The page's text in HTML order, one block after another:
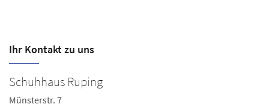
Ihr Kontakt zu uns
Schuhhaus Ruping
Münsterstr. 7